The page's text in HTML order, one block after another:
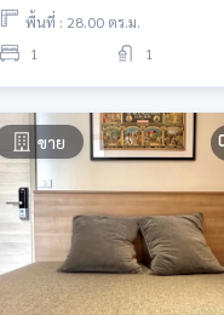
พื้นที่ : 28.00 ตร.ม.
1
1
ขาย